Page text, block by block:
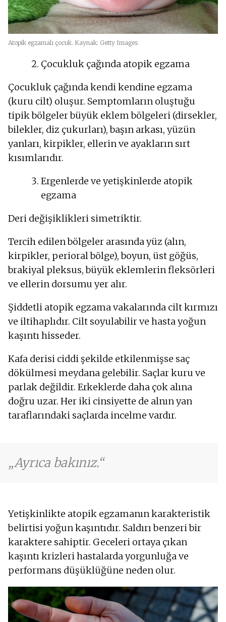
Atopik egzamalı çocuk. Kaynak: Getty Images
Çocukluk çağında atopik egzama
Çocukluk çağında kendi kendine egzama
(kuru cilt) oluşur. Semptomların oluştuğu
tipik bölgeler büyük eklem bölgeleri (dirsekler,
bilekler, diz çukurları), başın arkası, yüzün
yanları, kirpikler, ellerin ve ayakların sırt
kısımlarıdır.
Ergenlerde ve yetişkinlerde atopik
egzama
Deri değişiklikleri simetriktir.
Tercih edilen bölgeler arasında yüz (alın,
kirpikler, perioral bölge), boyun, üst göğüs,
brakiyal pleksus, büyük eklemlerin fleksörleri
ve ellerin dorsumu yer alır.
Şiddetli atopik egzama vakalarında cilt kırmızı
ve iltihaplıdır. Cilt soyulabilir ve hasta yoğun
kaşıntı hisseder.
Kafa derisi ciddi şekilde etkilenmişse saç
dökülmesi meydana gelebilir. Saçlar kuru ve
parlak değildir. Erkeklerde daha çok alına
doğru uzar. Her iki cinsiyette de alnın yan
taraflarındaki saçlarda incelme vardır.
Ayrıca bakınız.
Yetişkinlikte atopik egzamanın karakteristik
belirtisi yoğun kaşıntıdır. Saldırı benzeri bir
karaktere sahiptir. Geceleri ortaya çıkan
kaşıntı krizleri hastalarda yorgunluğa ve
performans düşüklüğüne neden olur.